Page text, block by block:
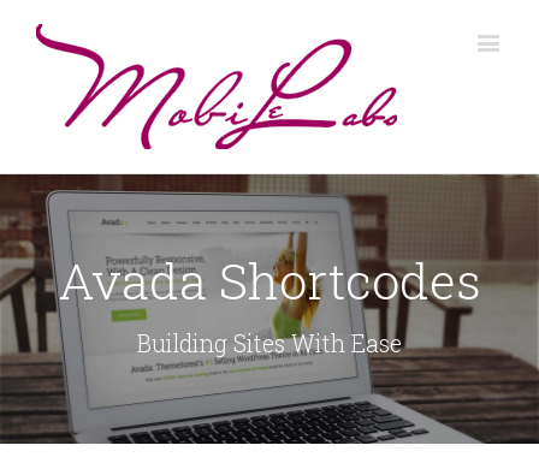
Avada Shortcodes
Building Sites With Ease